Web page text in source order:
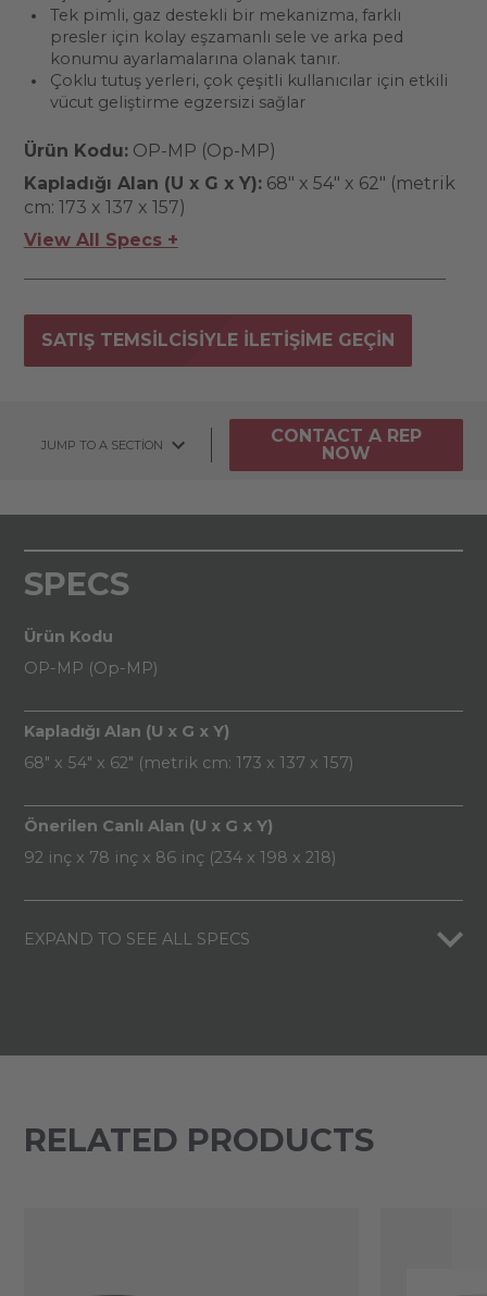
Tek pimli, gaz destekli bir mekanizma, farklı
presler için kolay eşzamanlı sele ve arka ped
konumu ayarlamalarına olanak tanır.
Çoklu tutuş yerleri, çok çeşitli kullanıcılar için etkili
vücut geliştirme egzersizi sağlar
Ürün Kodu:OP-MP (Op-MP)
Kapladığı Alan (U x G x Y):68" x 54" x 62" (metrik
cm: 173 x 137 x 157)
View All Specs +
SATIŞ TEMSILCISIYLE ILETIŞIME GEÇIN
JUMP TO A SECTION
CONTACT A REP
NOW
SPECS
Ürün Kodu
OP-MP (Op-MP)
Kapladığı Alan (U x G x Y)
68" x 54" x 62" (metrik cm: 173 x 137 x 157)
Önerilen Canlı Alan (U x G x Y)
92 inç x 78 inç x 86 inç (234 x 198 x 218)
EXPAND TO SEE ALL SPECS
RELATED PRODUCTS